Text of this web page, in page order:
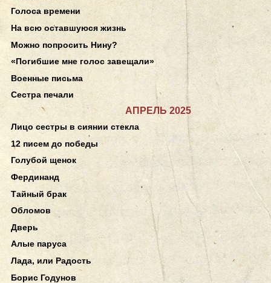
Голоса времени
На всю оставшуюся жизнь
Можно попросить Нину?
«Погибшие мне голос завещали»
Военные письма
Сестра печали
АПРЕЛЬ 2025
Лицо сестры в сиянии стекла
12 писем до победы
Голубой щенок
Фердинанд
Тайный брак
Обломов
Дверь
Алые паруса
Лада, или Радость
Борис Годунов